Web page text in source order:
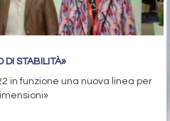
DI STABILITÀ»
in funzione una nuova linea per